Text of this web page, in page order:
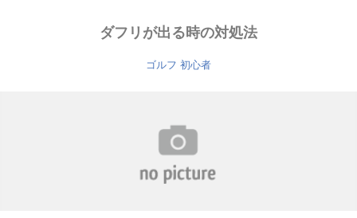
ダフリが出る時の対処法
ゴルフ 初心者